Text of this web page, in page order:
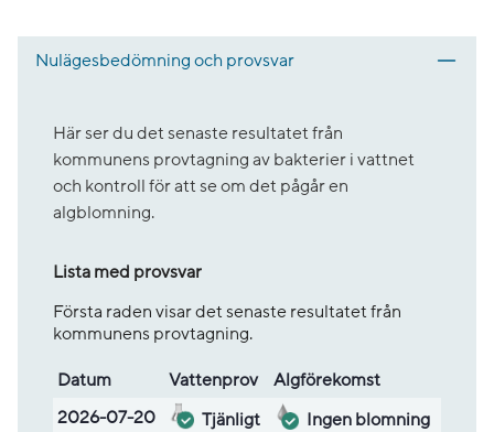
Nulägesbedömning och provsvar
Här ser du det senaste resultatet från
kommunens provtagning av bakterier i vattnet
och kontroll för att se om det pågår en
algblomning.
Lista med provsvar
Första raden visar det senaste resultatet från
kommunens provtagning.
Lista med provsvar
Datum Vatten­prov
Alg­före­komst
2026-07-20
Tjänligt
Ingen blomning